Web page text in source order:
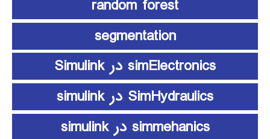
random forest
segmentation
simElectronics در Simulink
SimHydraulics در simulink
simmehanics در simulink